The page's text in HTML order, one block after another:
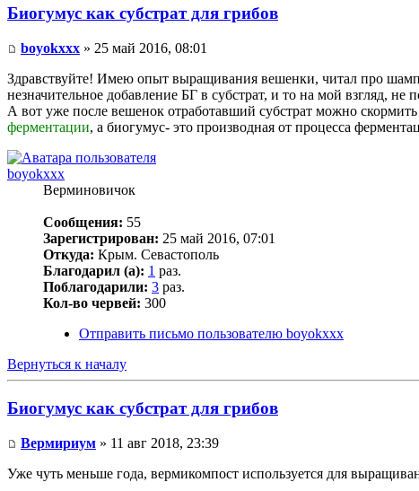
Биогумус как субстрат для грибов
boyokxxx » 25 май 2016, 08:01
Здравствуйте! Имею опыт выращивания вешенки, читал про
незначительное добавление БГ в субстрат, и то на мой взгляд,
А вот уже после вешенок отработавший субстрат можно
ферментации, а биогумус- это производная от процесса
boyokxxx
Верминовичок
Сообщения: 55
Зарегистрирован: 25 май 2016, 07:01
Откуда: Крым. Севастополь
Благодарил (а): 1 раз.
Поблагодарили: 3 раз.
Кол-во червей: 300
Отправить письмо пользователю boyokxxx
Вернуться к началу
Биогумус как субстрат для грибов
Вермириум » 11 авг 2018, 23:39
Уже чуть меньше года, вермикомпост используется для